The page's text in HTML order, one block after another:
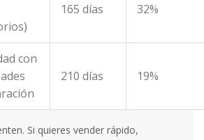
165 días 32%
con
210 días 19%
Si quieres vender rápido,